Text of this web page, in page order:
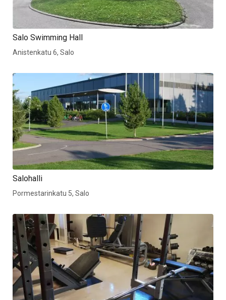
Salo Swimming Hall
Anistenkatu 6, Salo
Salohalli
Pormestarinkatu 5, Salo